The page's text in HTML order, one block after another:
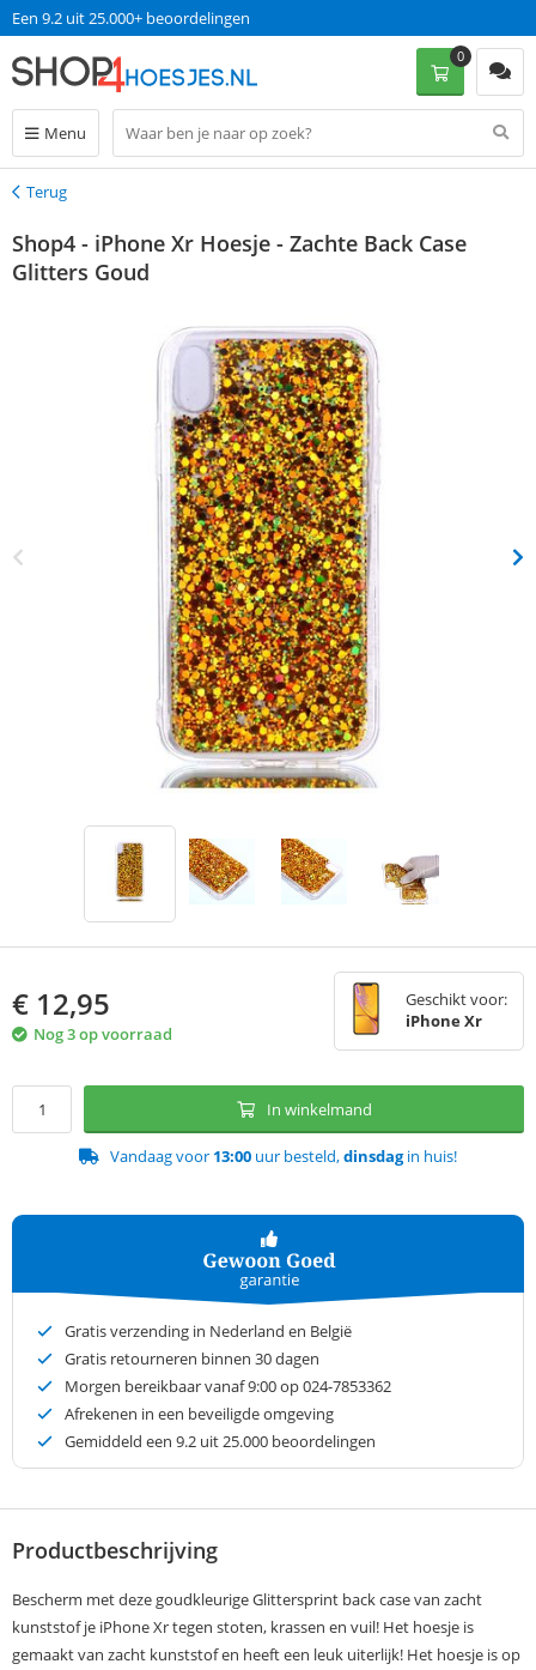
Een 9.2 uit 25.000+ beoordelingen
Menu
0
Terug
Terug
Shop4 - iPhone Xr Hoesje - Zachte Back Case
Glitters Goud
€ 12,95
Nog 3 op voorraad
Geschikt voor:
iPhone Xr
In winkelmand
Vandaag voor 13:00 uur besteld,dinsdagin huis!
Gratis verzending in Nederland en België
Gratis retourneren binnen 30 dagen
Morgen bereikbaar vanaf 9:00 op 024-7853362
Afrekenen in een beveiligde omgeving
Gemiddeld een 9.2 uit 25.000 beoordelingen
Productbeschrijving
Bescherm met deze goudkleurige Glittersprint back case van zacht
kunststof je iPhone Xr tegen stoten, krassen en vuil! Het hoesje is
gemaakt van zacht kunststof en heeft een leuk uiterlijk! Het hoesje is op